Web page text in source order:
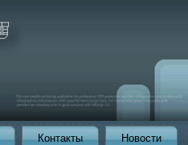
Контакты Новости